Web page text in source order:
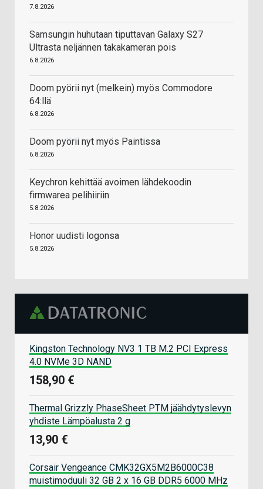
7.8.2026
Samsungin huhutaan tiputtavan Galaxy S27
Ultrasta neljännen takakameran pois
6.8.2026
Doom pyörii nyt (melkein) myös Commodore
64:llä
6.8.2026
Doom pyörii nyt myös Paintissa
6.8.2026
Keychron kehittää avoimen lähdekoodin
firmwarea pelihiiriin
5.8.2026
Honor uudisti logonsa
5.8.2026
Kingston Technology NV3 1 TB M.2 PCI Express
4.0 NVMe 3D NAND
158,90 €
Thermal Grizzly PhaseSheet PTM jäähdytyslevyn
yhdiste Lämpöalusta 2 g
13,90 €
Corsair Vengeance CMK32GX5M2B6000C38
muistimoduuli 32 GB 2 x 16 GB DDR5 6000 MHz